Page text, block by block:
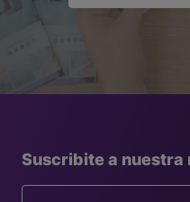
Suscribite a